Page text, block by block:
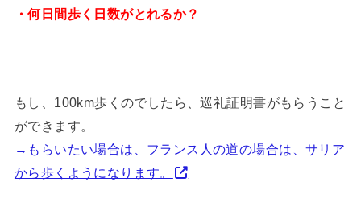
・何日間歩く日数がとれるか？
もし、100km歩くのでしたら、巡礼証明書がもらうこと
ができます。
→もらいたい場合は、フランス人の道の場合は、サリア
から歩くようになります。